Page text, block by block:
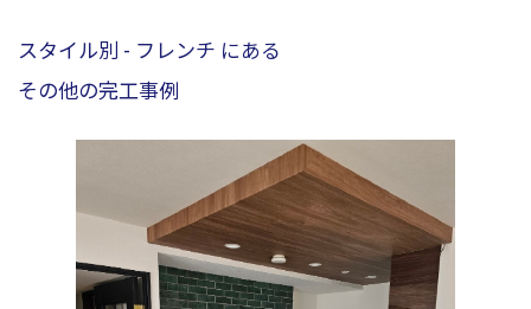
スタイル別 - フレンチ にある
その他の完工事例